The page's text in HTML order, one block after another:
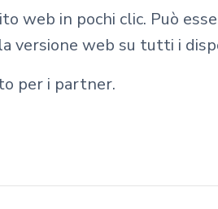
web in pochi clic. Può
versione web su tutti i
per i partner.